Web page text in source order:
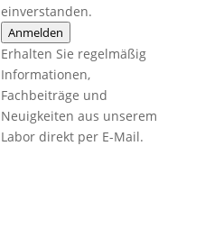
einverstanden.
Anmelden
Erhalten Sie regelmäßig
Informationen,
Fachbeiträge und
Neuigkeiten aus unserem
Labor direkt per E-Mail.